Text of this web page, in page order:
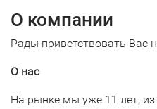
О компании
Рады приветствовать Вас
О нас
На рынке мы уже 11 лет,